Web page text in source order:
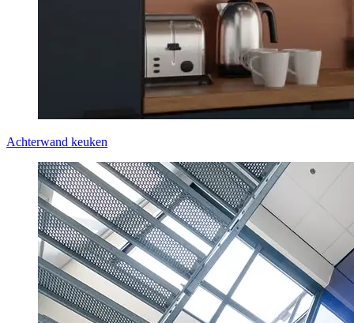
Achterwand keuken